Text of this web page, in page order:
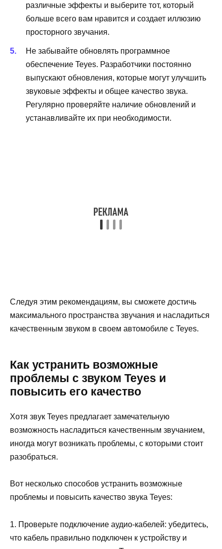
различные эффекты и выберите тот, который
больше всего вам нравится и создает иллюзию
просторного звучания.
Не забывайте обновлять программное
обеспечение Teyes. Разработчики постоянно
выпускают обновления, которые могут улучшить
звуковые эффекты и общее качество звука.
Регулярно проверяйте наличие обновлений и
устанавливайте их при необходимости.
Следуя этим рекомендациям, вы сможете достичь
максимального пространства звучания и насладиться
качественным звуком в своем автомобиле с Teyes.
Как устранить возможные
проблемы с звуком Teyes и
повысить его качество
Хотя звук Teyes предлагает замечательную
возможность насладиться качественным звучанием,
иногда могут возникать проблемы, с которыми стоит
разобраться.
Вот несколько способов устранить возможные
проблемы и повысить качество звука Teyes:
1. Проверьте подключение аудио-кабелей: убедитесь,
что кабель правильно подключен к устройству и